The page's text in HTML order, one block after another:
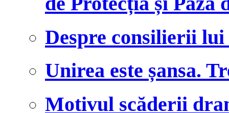
Despre consilierii
Unirea este șansa.
Motivul scăderii